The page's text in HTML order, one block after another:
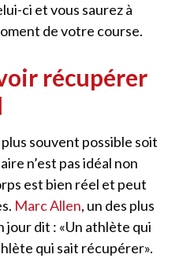
ci et vous saurez à
de votre course.
récupérer
souvent possible soit
n’est pas idéal non
est bien réel et peut
Marc Allen, un des plus
jour dit : «Un athlète qui
qui sait récupérer».